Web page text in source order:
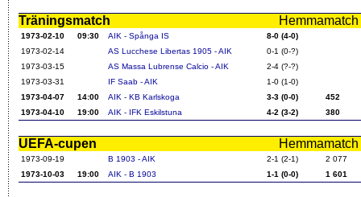
Träningsmatch
1973-02-10 09:30 AIK - Spånga IS
8-0 (4-0)
1973-02-14
AS Lucchese Libertas 1905 - AIK
0-1 (0-?)
1973-03-15
AS Massa Lubrense Calcio - AIK
2-4 (?-?)
1973-03-31
IF Saab - AIK
1-0 (1-0)
1973-04-07
14:00 AIK - KB Karlskoga 3-3 (0-0)
452
1973-04-10
19:00 AIK - IFK Eskilstuna 4-2 (3-2) 380
UEFA-cupen
1973-09-19 B 1903 - AIK 2-1 (2-1)
2 077
1973-10-03
19:00 AIK - B 1903 1-1 (0-0) 1 601